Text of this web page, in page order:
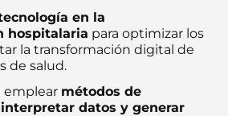
en la
hospitalaria para optimizar los
la transformación digital de
de salud.
emplear métodos de
datos y generar